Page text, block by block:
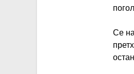
Се